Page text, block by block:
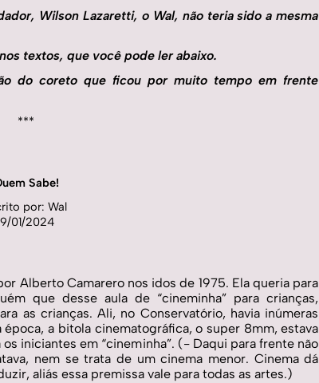
Wilson Lazaretti, o Wal, não teria sido a mesma
textos, que você pode ler abaixo.
do coreto que ficou por muito tempo em frente
***
Sabe!
por: Wal
01/2024
Alberto Camarero nos idos de 1975. Ela queria para
que desse aula de “cineminha” para crianças,
as crianças. Ali, no Conservatório, havia inúmeras
a bitola cinematográfica, o super 8mm, estava
iniciantes em “cineminha”. (- Daqui para frente não
nem se trata de um cinema menor. Cinema dá
aliás essa premissa vale para todas as artes.)